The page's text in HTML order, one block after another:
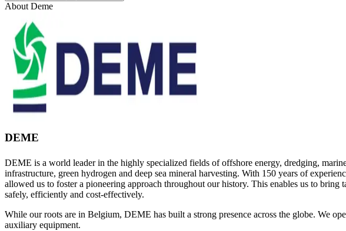
About Deme
DEME
DEME is a world leader in the highly specialized fields of offshore energy, dredging,
infrastructure, green hydrogen and deep sea mineral harvesting. With 150 years of
allowed us to foster a pioneering approach throughout our history. This enables us to
safely, efficiently and cost-effectively.
While our roots are in Belgium, DEME has built a strong presence across the globe. We
auxiliary equipment.